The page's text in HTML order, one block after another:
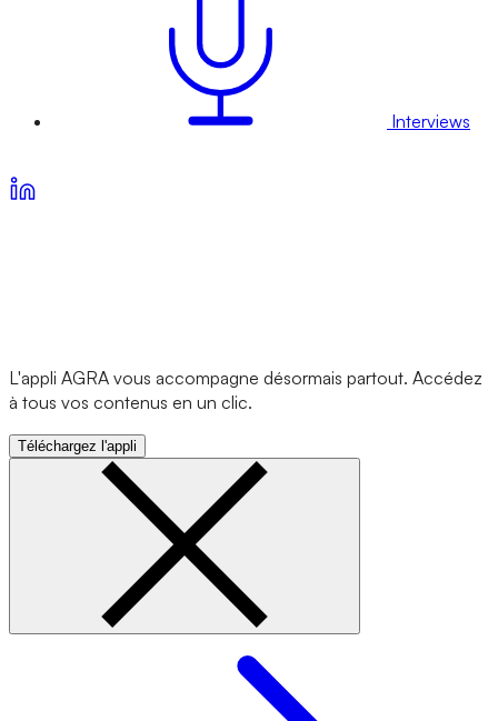
Interviews
L'appli AGRA vous accompagne désormais partout. Accédez
à tous vos contenus en un clic.
Téléchargez l'appli